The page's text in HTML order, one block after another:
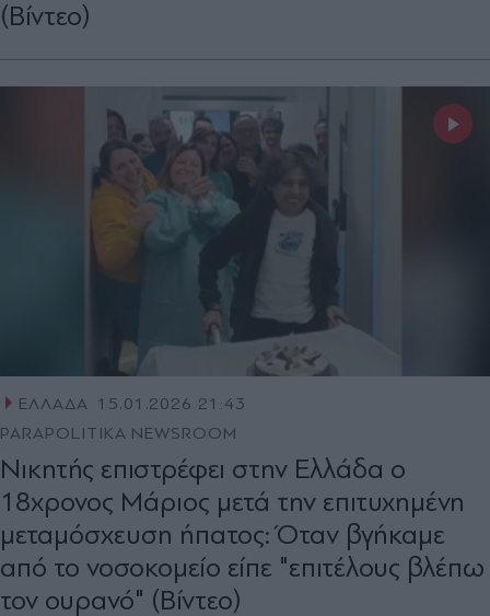
(Βίντεο)
ΕΛΛΑΔΑ 15.01.2026 21:43
PARAPOLITIKA NEWSROOM
Νικητής επιστρέφει στην Ελλάδα ο
18χρονος Μάριος μετά την επιτυχημένη
μεταμόσχευση ήπατος: Όταν βγήκαμε
από το νοσοκομείο είπε "επιτέλους βλέπω
τον ουρανό" (Βίντεο)